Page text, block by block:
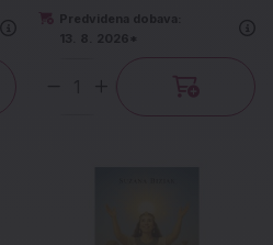
Predvidena dobava:
13. 8. 2026*